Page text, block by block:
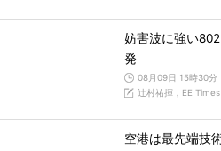
妨害波に強い
発
08月09日 15時30分
辻村祐揮，EE
空港は最先端技